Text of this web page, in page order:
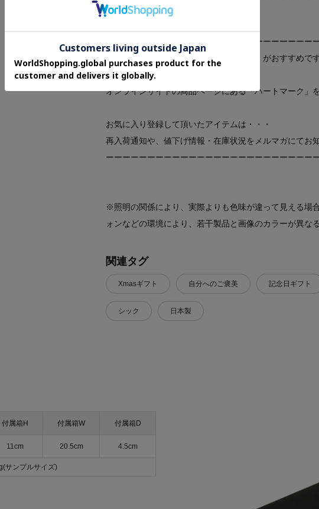
ーーーーーーーーーーーーーーーーーーーーーーーーー
◆気になるアイテムは『お気に入り登録』がおすすめで
オンラインサイトの商品ページにある「ハートマーク」
お気に入り登録して頂いたアイテムは・・・
再入荷通知や、値下げ情報・在庫状況をメルマガにてお
ーーーーーーーーーーーーーーーーーーーーーーーーー
※照明の関係により、実際よりも色味が違って見える場
ォンなどの環境により、若干製品と画像のカラーが異な
関連タグ
Xmasギフト 自分へのご褒美 記念日ギフト
シック 日本製
付属箱H 付属箱W 付属箱D
11cm 20.5cm 4.5cm
サンプルサイズ)